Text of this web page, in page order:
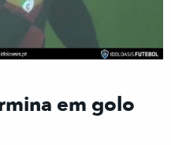
em golo